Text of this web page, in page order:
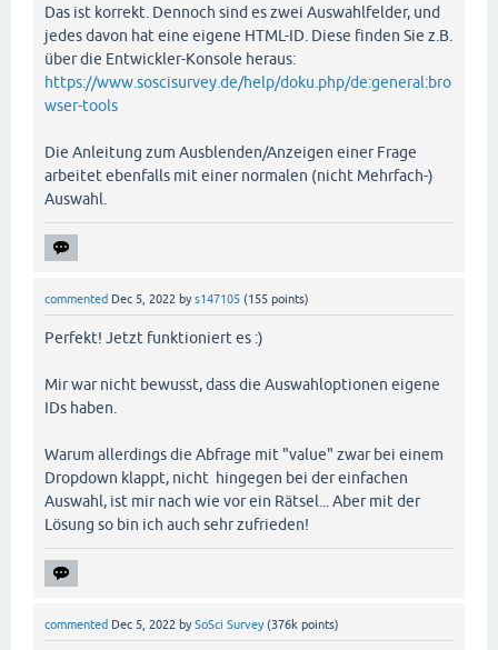
Das ist korrekt. Dennoch sind es zwei Auswahlfelder, und
jedes davon hat eine eigene HTML-ID. Diese finden Sie z.B.
über die Entwickler-Konsole heraus:
https://www.soscisurvey.de/help/doku.php/de:general:bro
wser-tools
Die Anleitung zum Ausblenden/Anzeigen einer Frage
arbeitet ebenfalls mit einer normalen (nicht Mehrfach-)
Auswahl.
commented Dec 5, 2022 bys147105 (155 points)
Perfekt! Jetzt funktioniert es :)
Mir war nicht bewusst, dass die Auswahloptionen eigene
IDs haben.
Warum allerdings die Abfrage mit "value" zwar bei einem
Dropdown klappt, nicht hingegen bei der einfachen
Auswahl, ist mir nach wie vor ein Rätsel... Aber mit der
Lösung so bin ich auch sehr zufrieden!
commented Dec 5, 2022 bySoSci Survey (376k points)